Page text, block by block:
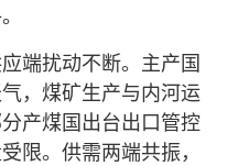
端扰动不断。主产国
，煤矿生产与内河运
产煤国出台出口管控
限。供需两端共振，